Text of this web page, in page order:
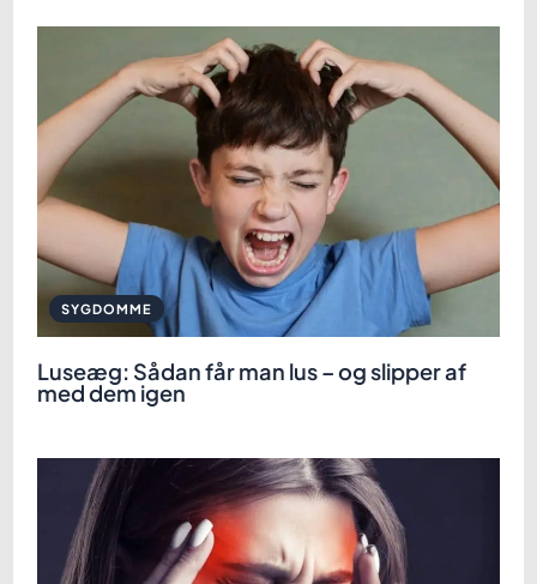
Luseæg: Sådan får man lus – og slipper af
med dem igen
SYGDOMME